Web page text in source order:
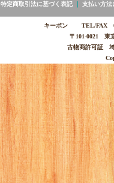
特定商取引法に基づく表記｜ 支払い方法
キーポン TEL/FAX
〒101-0021 東
古物商許可証